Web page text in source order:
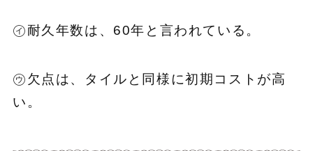
㋑耐久年数は、60年と言われている。
㋒欠点は、タイルと同様に初期コストが高
い。